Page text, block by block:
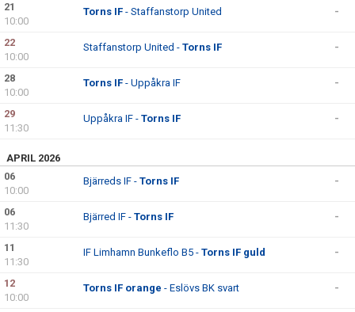
21
10:00
Torns IF - Staffanstorp United -
22
10:00
Staffanstorp United - Torns IF -
28
10:00
Torns IF - Uppåkra IF -
29
11:30
Uppåkra IF - Torns IF -
APRIL 2026
06
10:00
Bjärreds IF - Torns IF -
06
11:30
Bjärred IF - Torns IF -
11
11:30
IF Limhamn Bunkeflo B5 - Torns IF guld -
12
10:00
Torns IF orange - Eslövs BK svart -